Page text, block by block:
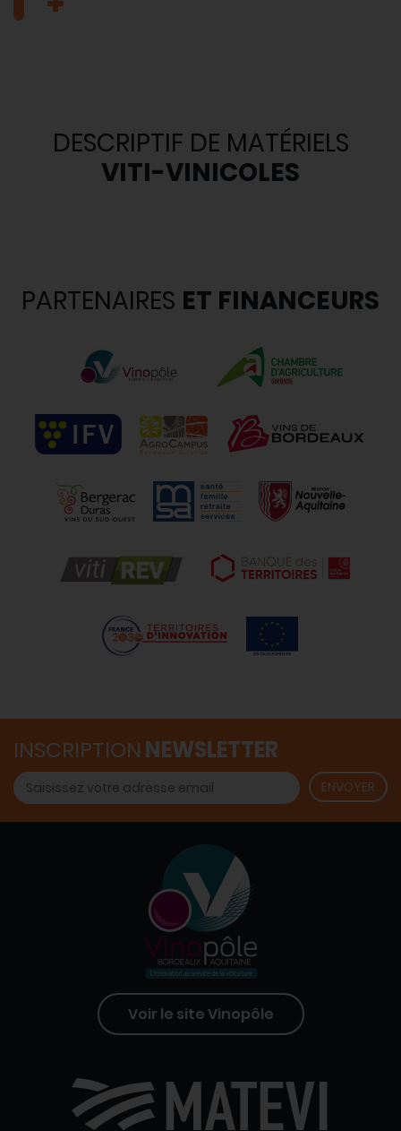
DESCRIPTIF DE MATÉRIELS
VITI-VINICOLES
PARTENAIRES ET FINANCEURS
INSCRIPTION NEWSLETTER
Voir le site Vinopôle